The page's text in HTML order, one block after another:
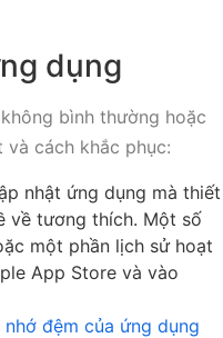
dụng
bình thường hoặc
cách khắc phục:
nhật ứng dụng mà thiết
về tương thích. Một số
một phần lịch sử hoạt
App Store và vào
đệm của ứng dụng